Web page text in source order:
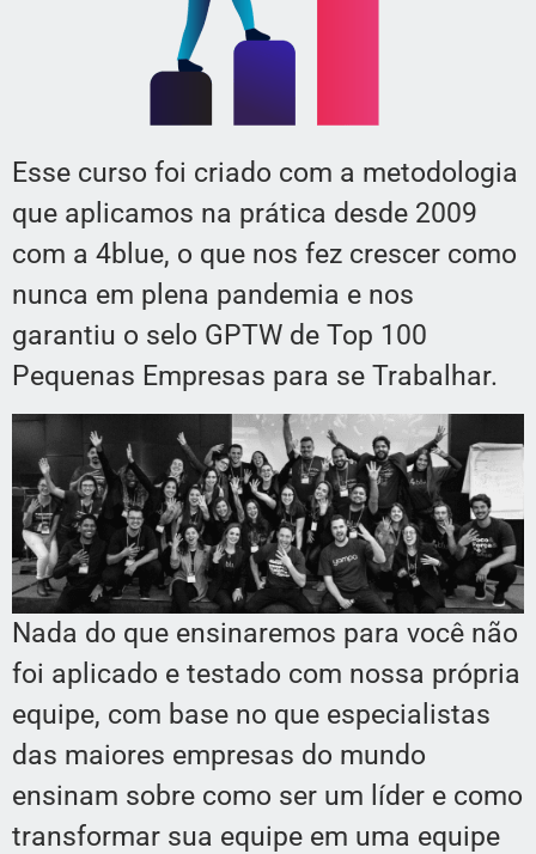
Esse curso foi criado com a metodologia
que aplicamos na prática desde 2009
com a 4blue, o que nos fez crescer como
nunca em plena pandemia e nos
garantiu o selo GPTW de Top 100
Pequenas Empresas para se Trabalhar.
Nada do que ensinaremos para você não
foi aplicado e testado com nossa própria
equipe, com base no que especialistas
das maiores empresas do mundo
ensinam sobre como ser um líder e como
transformar sua equipe em uma equipe